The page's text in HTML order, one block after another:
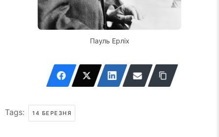
Пауль Ерліх
Tags: 14 БЕРЕЗНЯ